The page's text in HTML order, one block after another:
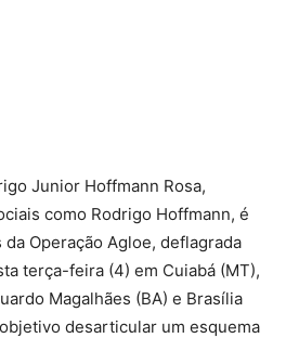
Junior Hoffmann Rosa,
como Rodrigo Hoffmann, é
Operação Agloe, deflagrada
terça-feira (4) em Cuiabá (MT),
Magalhães (BA) e Brasília
desarticular um esquema